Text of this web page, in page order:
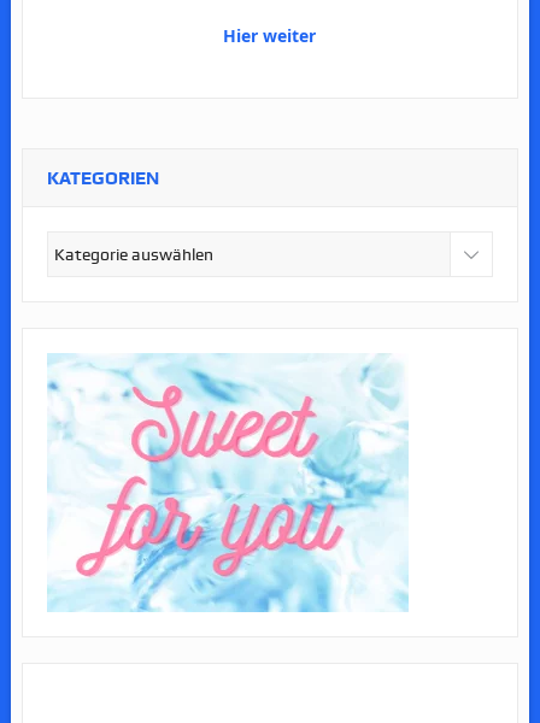
Hier weiter
KATEGORIEN